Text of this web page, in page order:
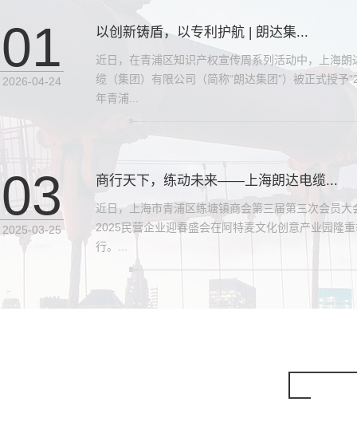
01
2026-04-24
以创新铸盾，以专利护航 | 朗达集...
近日，在青浦区知识产权宣传周系列活动中，上海朗
缆（集团）有限公司（简称“朗达集团”）被正式授予
年青浦...
03
2025-03-25
商行天下，练动未来——上海朗达电缆...
近日，上海市青浦区练塘镇商会第三届第三次会员大
2025民营企业迎春盛会在阿特麦文化创意产业园隆
行。...